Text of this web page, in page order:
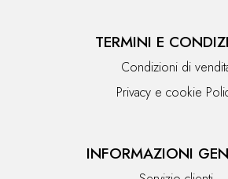
TERMINI E
Condizioni di
Privacy e cookie
INFORMAZIONI